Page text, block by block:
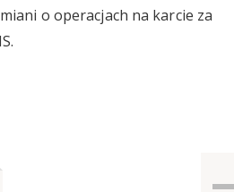
o operacjach na karcie za